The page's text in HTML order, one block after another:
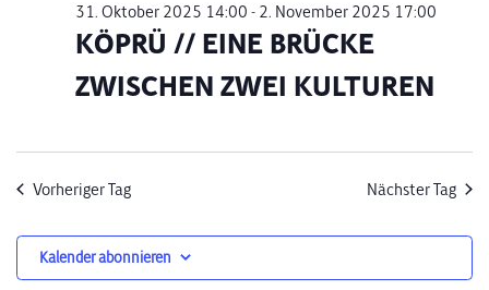
KÖPRÜ // EINE BRÜCKE
ZWISCHEN ZWEI KULTUREN
31. Oktober 2025 14:00 - 2. November 2025 17:00
Vorheriger Tag Nächster Tag
Kalender abonnieren